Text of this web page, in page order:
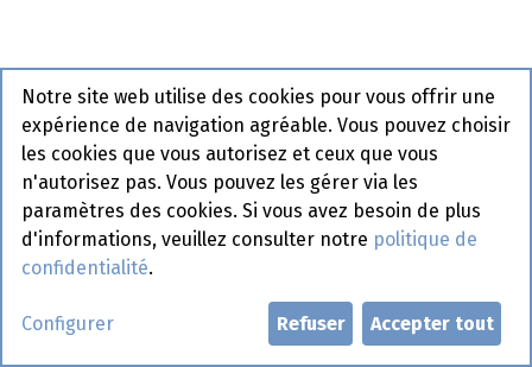
1369 Tarte Maison Pomme La
Lorraine 14 x 178 gr
Actif
Demander un compte
Notre site web utilise des cookies pour vous offrir une
expérience de navigation agréable. Vous pouvez choisir
les cookies que vous autorisez et ceux que vous
n'autorisez pas. Vous pouvez les gérer via les
paramètres des cookies. Si vous avez besoin de plus
d'informations, veuillez consulter notre politique de
confidentialité.
Configurer Refuser Accepter tout